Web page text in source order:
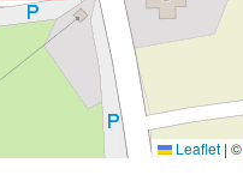
Leaflet | ©